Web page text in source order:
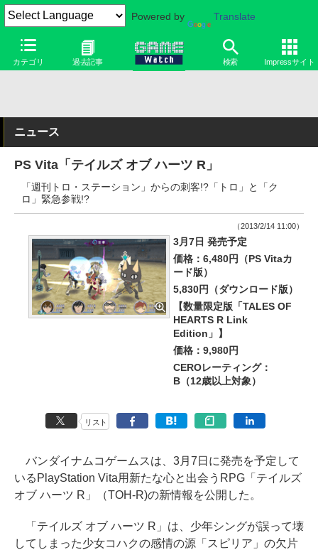
Powered by Translate
カテゴリ 過去記事 検索 Impressサイト
ニュース
PS Vita「テイルズ オブ ハーツ R」
「週刊トロ・ステーション」からの刺客!?「トロ」と「ク
ロ」緊急参戦!?
（2013/2/14 11:00）
3月7日 発売予定
価格：6,480円（PS Vitaカ
ード版）
5,830円（ダウンロード版）
【数量限定版「TALES OF
HEARTS R Link
Edition」】
価格：9,980円
CEROレーティング：
B（12歳以上対象）
リスト
バンダイナムコゲームスは、3月7日に発売を予定して
いるPlayStation Vita用新たな心と出会うRPG「テイルズ
オブ ハーツ R」（TOH-R)の新情報を公開した。
「テイルズ オブ ハーツ R」は、少年シングが誤って壊
してしまった少女コハクの感情の源「スピリア」の欠片